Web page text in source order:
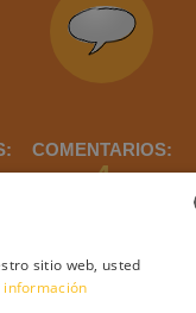
COMENTARIOS:
4
sitio web, usted
información